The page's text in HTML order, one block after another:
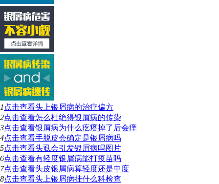
1 点击查看头上银屑病的治疗偏方
2点击查看怎么杜绝得银屑病的传染
3点击查看银屑病为什么疙瘩掉了后会痒
4点击查看手脱皮会确定是银屑病吗
5点击查看头虱会引发银屑病吗图片
6点击查看有轻度银屑病能打疫苗吗
7点击查看头皮银屑病算轻度还是中度
8点击查看头上银屑病挂什么科检查